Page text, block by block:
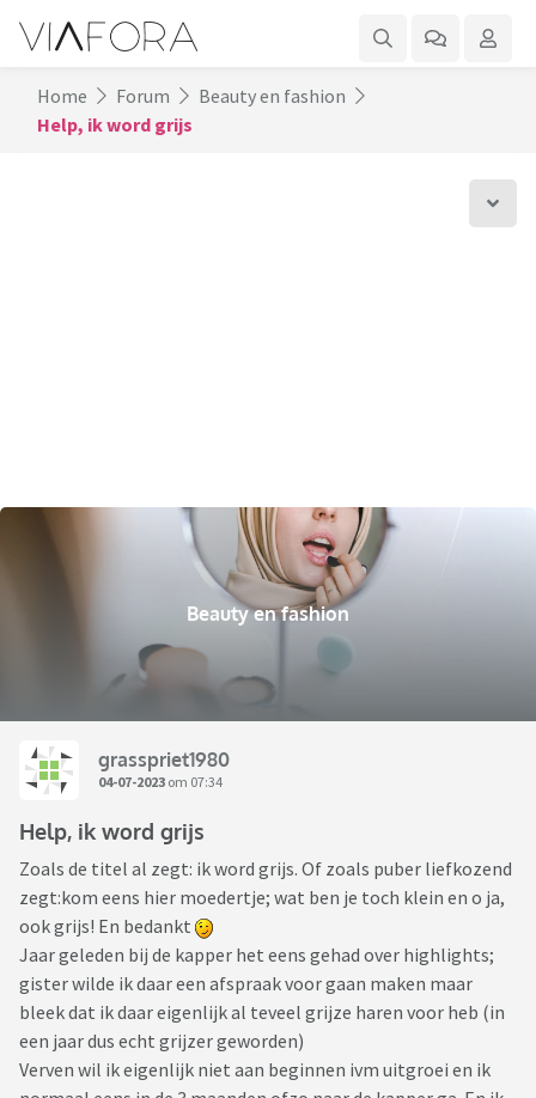
Home Forum
Beauty en fashion
Help, ik word grijs
Beauty en fashion
grasspriet1980
04-07-2023 om 07:34
Help, ik word grijs
Zoals de titel al zegt: ik word grijs. Of zoals puber liefkozend
zegt:kom eens hier moedertje; wat ben je toch klein en o ja,
ook grijs! En bedankt
Jaar geleden bij de kapper het eens gehad over highlights;
gister wilde ik daar een afspraak voor gaan maken maar
bleek dat ik daar eigenlijk al teveel grijze haren voor heb (in
een jaar dus echt grijzer geworden)
Verven wil ik eigenlijk niet aan beginnen ivm uitgroei en ik